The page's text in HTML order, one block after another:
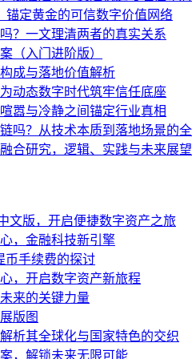
锚定黄金的可信数字价值网络
？一文理清两者的真实关系
（入门进阶版）
成与落地价值解析
动态数字时代筑牢信任底座
嚣与冷静之间锚定行业真相
吗？从技术本质到落地场景的
合研究，逻辑、实践与未来展望
文版，开启便捷数字资产之旅
，金融科技新引擎
币手续费的探讨
，开启数字资产新旅程
来的关键力量
版图
析其全球化与国家特色的交织
，解锁未来无限可能